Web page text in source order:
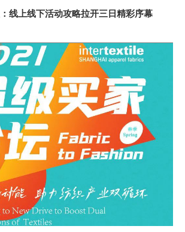
线上线下活动攻略拉开三日精彩序幕